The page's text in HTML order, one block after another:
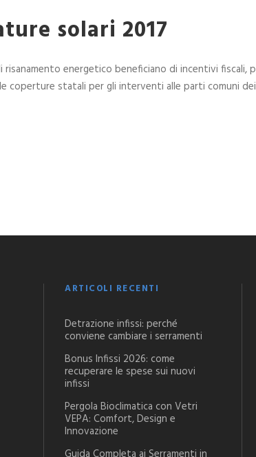
solari 2017
energetico beneficiano di incentivi fiscali,
statali per gli interventi alle parti comuni
ARTICOLI RECENTI
Detrazione infissi: perché
conviene cambiare i serramenti
Bonus Infissi 2026: come
recuperare le spese sui nuovi
infissi
Pergola Bioclimatica con Vetri
VEPA: Comfort, Design e
Innovazione